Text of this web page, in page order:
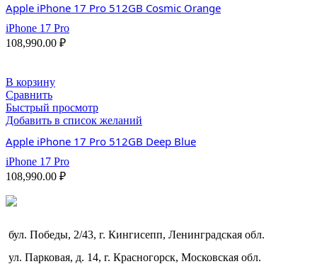
Apple iPhone 17 Pro 512GB Cosmic Orange
iPhone 17 Pro
108,990.00 ₽
В корзину
Сравнить
Быстрый просмотр
Добавить в список желаний
Apple iPhone 17 Pro 512GB Deep Blue
iPhone 17 Pro
108,990.00 ₽
бул. Победы, 2/43, г. Кингисепп, Ленинградская обл.
ул. Парковая, д. 14, г. Красногорск, Московская обл.